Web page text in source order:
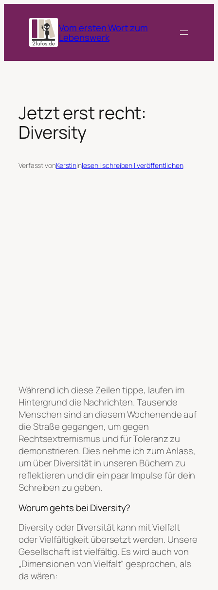
Vom ersten Wort zum
Lebenswerk
Jetzt erst recht:
Diversity
Verfasst vonKerstininlesen | schreiben | veröffentlichen
Während ich diese Zeilen tippe, laufen im
Hintergrund die Nachrichten. Tausende
Menschen sind an diesem Wochenende auf
die Straße gegangen, um gegen
Rechtsextremismus und für Toleranz zu
demonstrieren. Dies nehme ich zum Anlass,
um über Diversität in unseren Büchern zu
reflektieren und dir ein paar Impulse für dein
Schreiben zu geben.
Worum gehts bei Diversity?
Diversity oder Diversität kann mit Vielfalt
oder Vielfältigkeit übersetzt werden. Unsere
Gesellschaft ist vielfältig. Es wird auch von
„Dimensionen von Vielfalt“ gesprochen, als
da wären: